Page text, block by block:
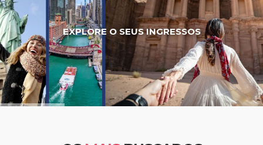
EXPLORE O SEUS INGRESSOS